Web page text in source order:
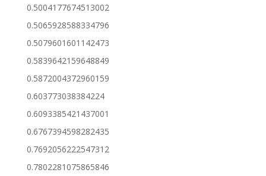
0.5004177674513002
0.5065928588334796
0.5079601601142473
0.5839642159648849
0.5872004372960159
0.603773038384224
0.6093385421437001
0.6767394598282435
0.7692056222547312
0.7802281075865846